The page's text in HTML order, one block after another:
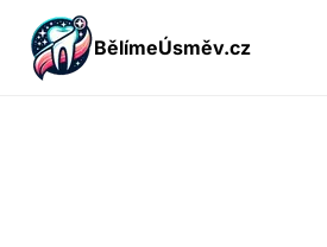
Přeskočit
obsah
BělímeÚsměv.cz